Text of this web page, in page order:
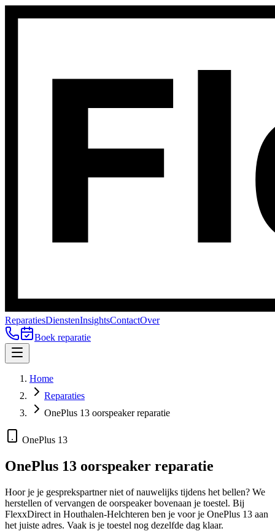
ReparatiesDienstenInsightsContactOver
Boek reparatie
Home
Reparaties
OnePlus 13 oorspeaker reparatie
OnePlus 13
OnePlus 13 oorspeaker reparatie
Hoor je je gesprekspartner niet of nauwelijks tijdens het bellen? We
herstellen of vervangen de oorspeaker bovenaan je toestel. Bij
FlexxDirect in Houthalen-Helchteren ben je voor je OnePlus 13 aan
het juiste adres. Vaak is je toestel nog dezelfde dag klaar.